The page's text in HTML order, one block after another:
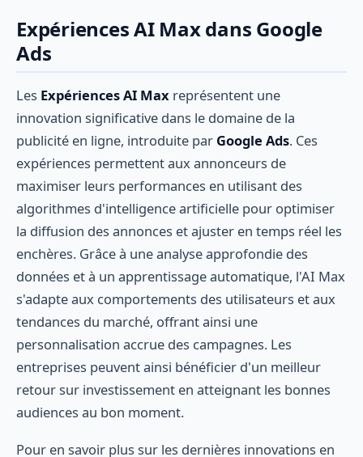
Expériences AI Max dans Google
Ads
Les Expériences AI Max représentent une
innovation significative dans le domaine de la
publicité en ligne, introduite par Google Ads. Ces
expériences permettent aux annonceurs de
maximiser leurs performances en utilisant des
algorithmes d'intelligence artificielle pour optimiser
la diffusion des annonces et ajuster en temps réel les
enchères. Grâce à une analyse approfondie des
données et à un apprentissage automatique, l'AI Max
s'adapte aux comportements des utilisateurs et aux
tendances du marché, offrant ainsi une
personnalisation accrue des campagnes. Les
entreprises peuvent ainsi bénéficier d'un meilleur
retour sur investissement en atteignant les bonnes
audiences au bon moment.
Pour en savoir plus sur les dernières innovations en